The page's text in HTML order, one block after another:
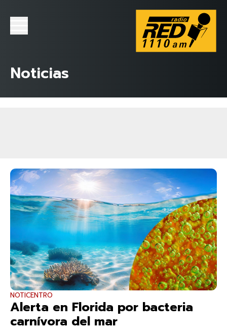
Noticias
NOTICENTRO
Alerta en Florida por bacteria
carnívora del mar